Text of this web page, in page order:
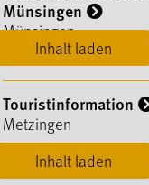
Inhalt laden
Münsingen
Münsingen
Inhalt laden
Touristinformation
Metzingen